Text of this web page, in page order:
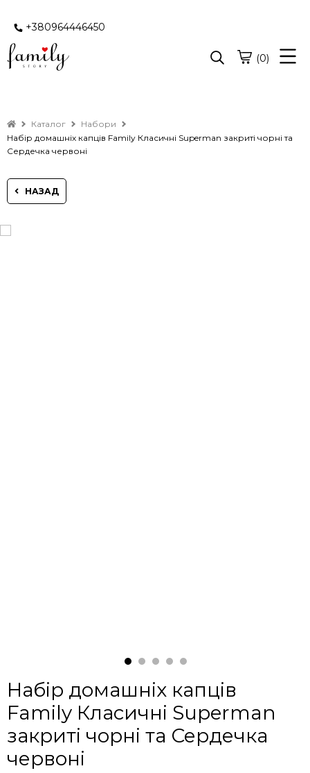
+380964446450
(0)
Каталог
Набори
Набір домашніх капців Family Класичні Superman закриті чорні та
Сердечка червоні
НАЗАД
Набір домашніх капців
Family Класичні Superman
закриті чорні та Сердечка
червоні